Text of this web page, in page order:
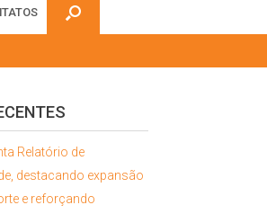
Relatório de
destacando expansão
e reforçando